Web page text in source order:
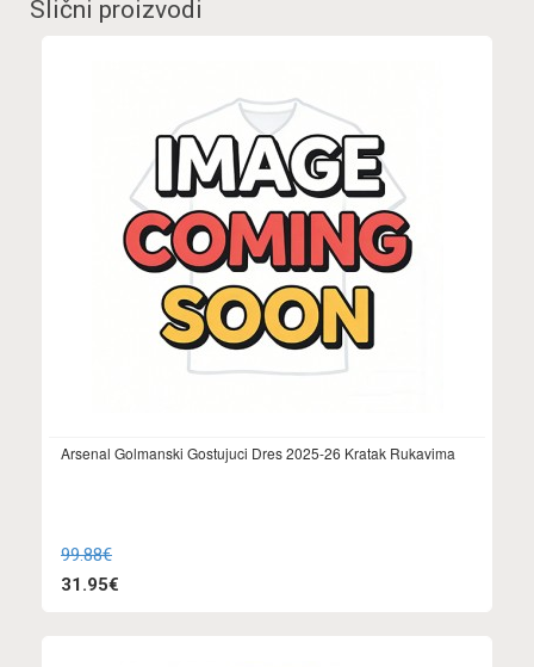
Slični proizvodi
Arsenal Golmanski Gostujuci Dres 2025-26 Kratak Rukavima
99.88€
31.95€